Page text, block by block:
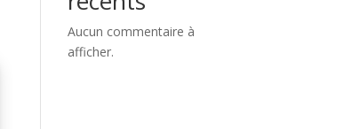
Aucun commentaire à
afficher.